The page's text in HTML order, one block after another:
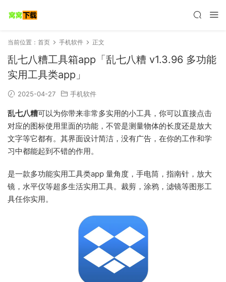
当前位置： 首页 手机软件 正文
乱七八糟工具箱app「乱七八糟 v1.3.96 多功能
实用工具类app」
2025-04-27 手机软件
乱七八糟可以为你带来非常多实用的小工具，你可以直接点击
对应的图标使用里面的功能，不管是测量物体的长度还是放大
文字等它都有。其界面设计简洁，没有广告，在你的工作和学
习中都能起到不错的作用。
是一款多功能实用工具类app 量角度，手电筒，指南针，放大
镜，水平仪等超多生活实用工具。裁剪，涂鸦，滤镜等图形工
具任你实用。